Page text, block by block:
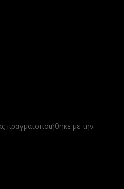
πραγματοποιήθηκε με την